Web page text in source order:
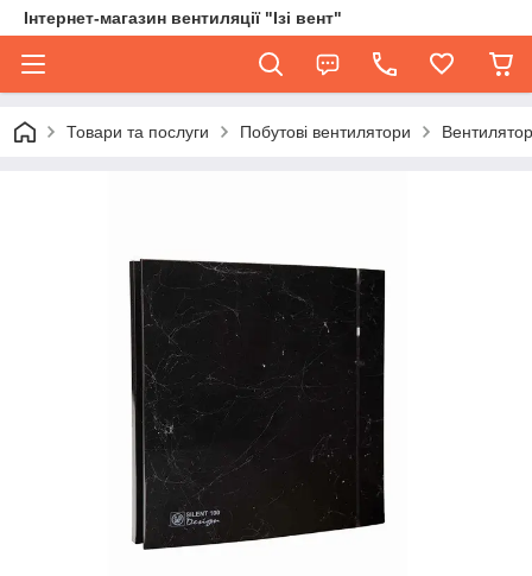
Інтернет-магазин вентиляції "Ізі вент"
Товари та послуги Побутові вентилятори